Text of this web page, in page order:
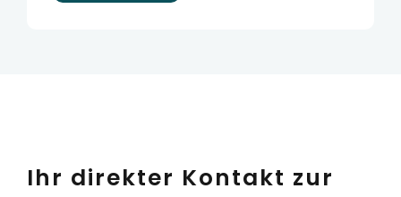
Ihr direkter Kontakt zur